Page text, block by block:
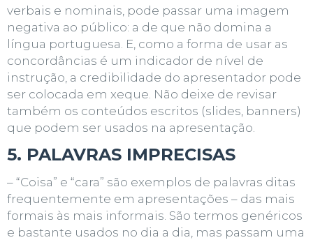
verbais e nominais, pode passar uma imagem
negativa ao público: a de que não domina a
língua portuguesa. E, como a forma de usar as
concordâncias é um indicador de nível de
instrução, a credibilidade do apresentador pode
ser colocada em xeque. Não deixe de revisar
também os conteúdos escritos (slides, banners)
que podem ser usados na apresentação.
5. PALAVRAS IMPRECISAS
– “Coisa” e “cara” são exemplos de palavras ditas
frequentemente em apresentações – das mais
formais às mais informais. São termos genéricos
e bastante usados no dia a dia, mas passam uma